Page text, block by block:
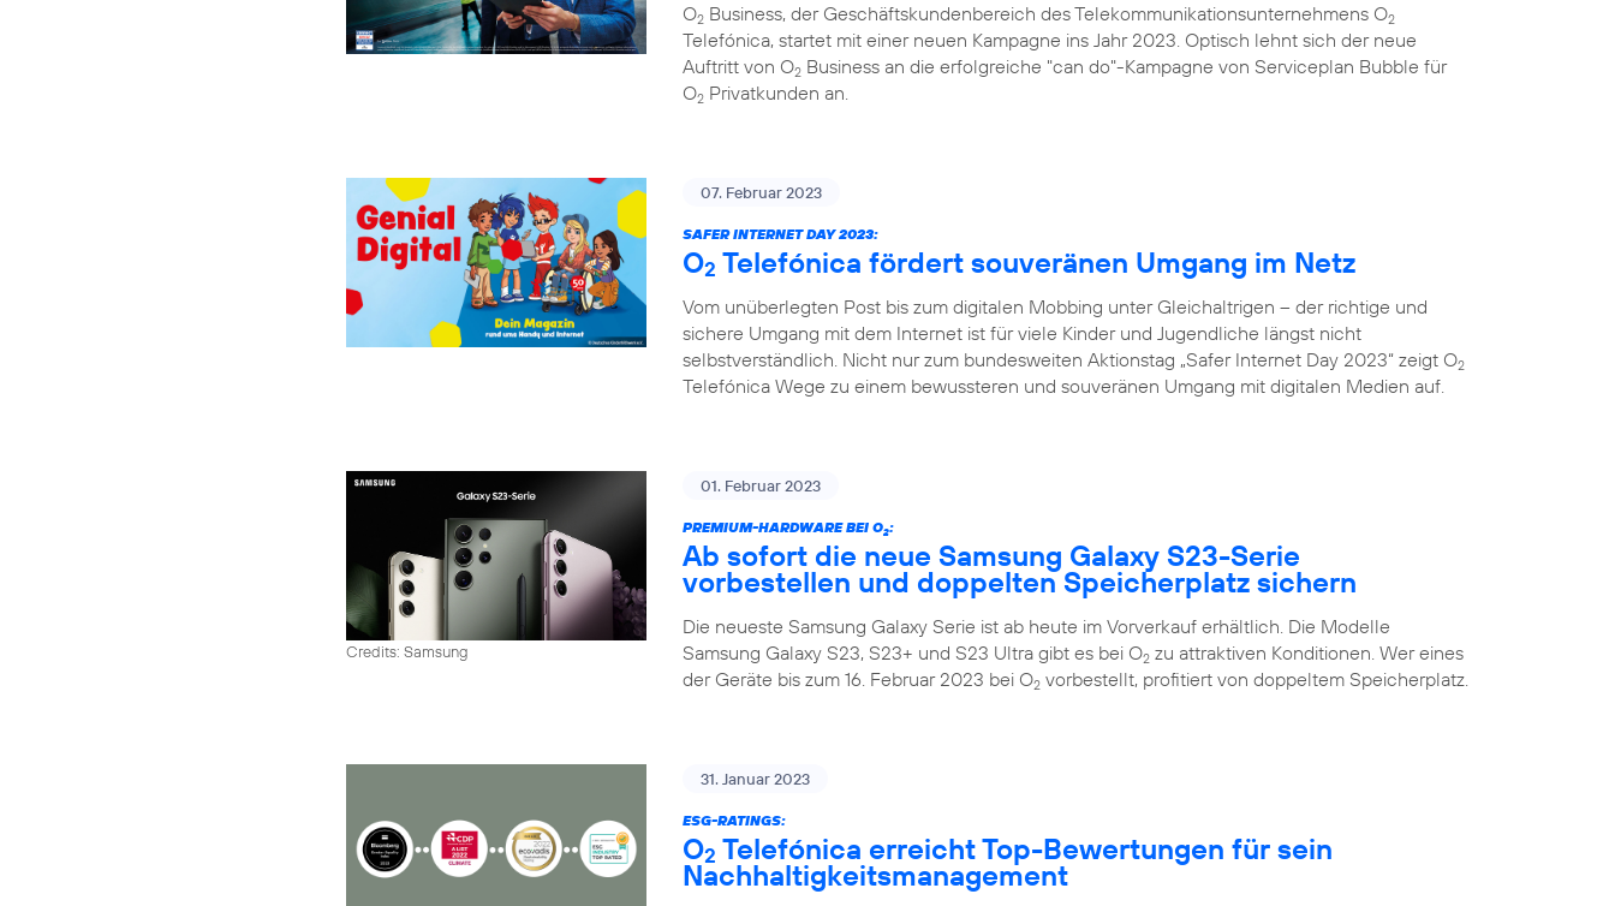
O2 Business, der Geschäftskundenbereich des Telekommunikationsunternehmens O2
Telefónica, startet mit einer neuen Kampagne ins Jahr 2023. Optisch lehnt sich der neue
Auftritt von O2 Business an die erfolgreiche "can do"-Kampagne von Serviceplan Bubble für
O2 Privatkunden an.
07. Februar 2023
SAFER INTERNET DAY 2023:
O2 Telefónica fördert souveränen Umgang im Netz
Vom unüberlegten Post bis zum digitalen Mobbing unter Gleichaltrigen – der richtige und
sichere Umgang mit dem Internet ist für viele Kinder und Jugendliche längst nicht
selbstverständlich. Nicht nur zum bundesweiten Aktionstag „Safer Internet Day 2023“ zeigt O2
Telefónica Wege zu einem bewussteren und souveränen Umgang mit digitalen Medien auf.
Credits: Samsung
01. Februar 2023
PREMIUM-HARDWARE BEI O2:
Ab sofort die neue Samsung Galaxy S23-Serie
vorbestellen und doppelten Speicherplatz sichern
Die neueste Samsung Galaxy Serie ist ab heute im Vorverkauf erhältlich. Die Modelle
Samsung Galaxy S23, S23+ und S23 Ultra gibt es bei O2 zu attraktiven Konditionen. Wer eines
der Geräte bis zum 16. Februar 2023 bei O2 vorbestellt, profitiert von doppeltem Speicherplatz.
31. Januar 2023
ESG-RATINGS:
O2 Telefónica erreicht Top-Bewertungen für sein
Nachhaltigkeitsmanagement